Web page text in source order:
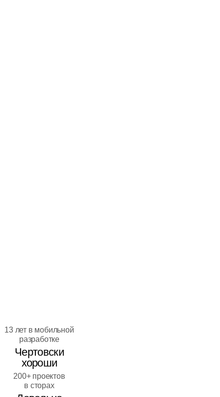
13 лет в мобильной
разработке
Чертовски
хороши
200+ проектов
в сторах